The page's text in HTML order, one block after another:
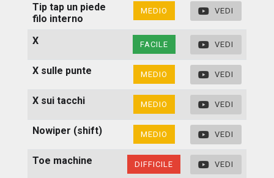
Tip tap un piede
filo interno
MEDIO VEDI
X FACILE VEDI
X sulle punte MEDIO VEDI
X sui tacchi MEDIO VEDI
Nowiper (shift) MEDIO VEDI
Toe machine DIFFICILE VEDI